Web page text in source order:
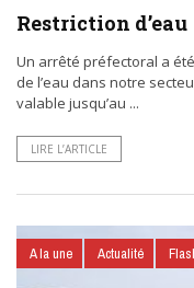
Restriction d’eau
Un arrêté préfectoral a
de l’eau dans notre
valable jusqu’au ...
LIRE L’ARTICLE
A la une Actualité